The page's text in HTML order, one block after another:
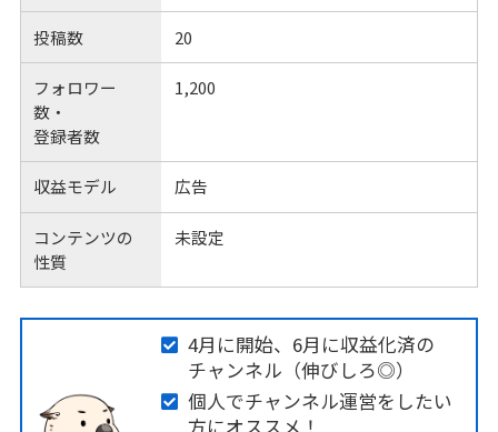
投稿数 20
フォロワー
数・
登録者数
1,200
収益モデル 広告
コンテンツの
性質
未設定
4月に開始、6月に収益化済の
チャンネル（伸びしろ◎）
個人でチャンネル運営をしたい
方にオススメ！